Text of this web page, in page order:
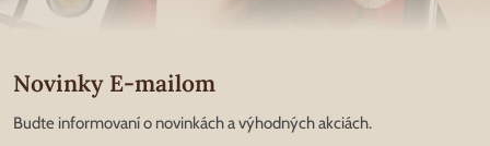
Novinky E-mailom
Budte informovaní o novinkách a výhodných akciách.